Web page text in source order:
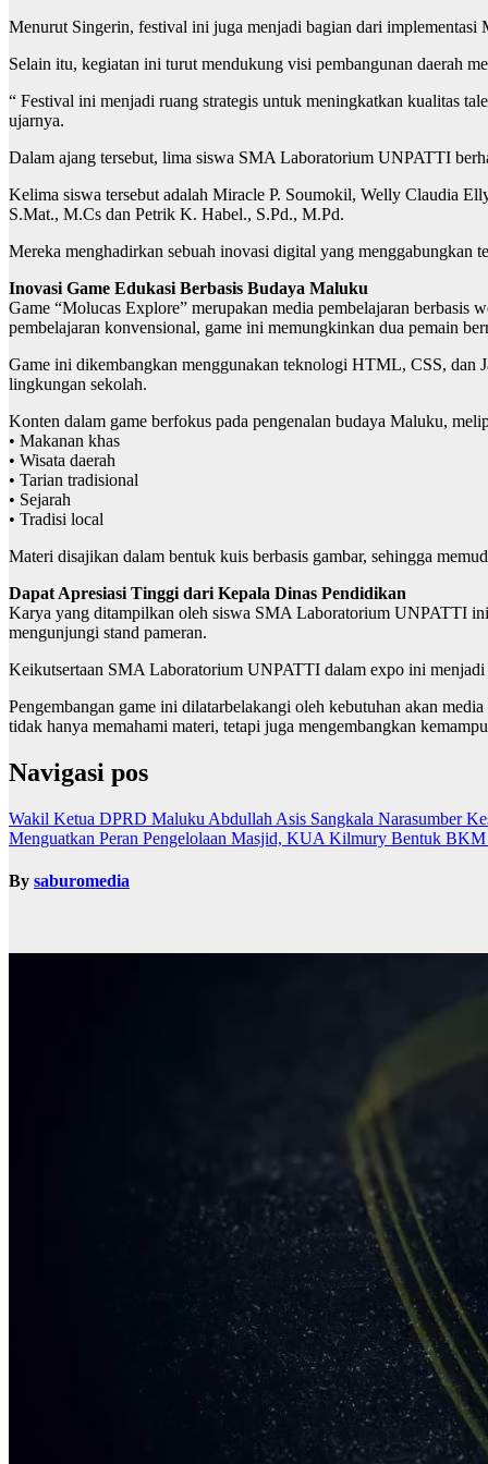
Menurut Singerin, festival ini juga menjadi bagian dari implementasi
Selain itu, kegiatan ini turut mendukung visi pembangunan daerah
“ Festival ini menjadi ruang strategis untuk meningkatkan kualitas
ujarnya.
Dalam ajang tersebut, lima siswa SMA Laboratorium UNPATTI
Kelima siswa tersebut adalah Miracle P. Soumokil, Welly Claudia
S.Mat., M.Cs dan Petrik K. Habel., S.Pd., M.Pd.
Mereka menghadirkan sebuah inovasi digital yang menggabungkan
Inovasi Game Edukasi Berbasis Budaya Maluku
Game “Molucas Explore” merupakan media pembelajaran
pembelajaran konvensional, game ini memungkinkan dua pemain
Game ini dikembangkan menggunakan teknologi HTML, CSS, dan
lingkungan sekolah.
Konten dalam game berfokus pada pengenalan budaya Maluku,
• Makanan khas
• Wisata daerah
• Tarian tradisional
• Sejarah
• Tradisi local
Materi disajikan dalam bentuk kuis berbasis gambar, sehingga
Dapat Apresiasi Tinggi dari Kepala Dinas Pendidikan
Karya yang ditampilkan oleh siswa SMA Laboratorium UNPATTI
mengunjungi stand pameran.
Keikutsertaan SMA Laboratorium UNPATTI dalam expo ini
Pengembangan game ini dilatarbelakangi oleh kebutuhan akan
tidak hanya memahami materi, tetapi juga mengembangkan
Navigasi pos
Wakil Ketua DPRD Maluku Abdullah Asis Sangkala Narasumber
Menguatkan Peran Pengelolaan Masjid, KUA Kilmury Bentuk BKM
By saburomedia